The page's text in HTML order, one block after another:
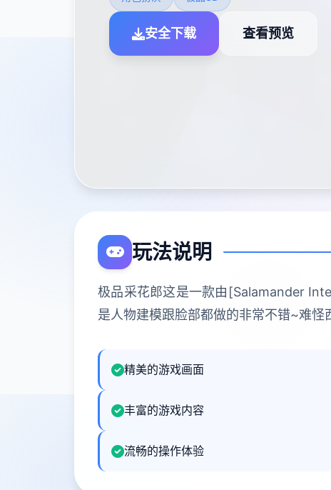
安全下载 查看预览
玩法说明
极品采花郎这是一款由[Salamander
是人物建模跟脸部都做的非常不错~难
精美的游戏画面
丰富的游戏内容
流畅的操作体验